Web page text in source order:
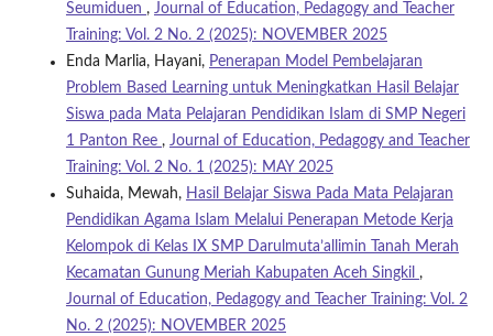
Seumiduen , Journal of Education, Pedagogy and Teacher
Training: Vol. 2 No. 2 (2025): NOVEMBER 2025
Enda Marlia, Hayani, Penerapan Model Pembelajaran
Problem Based Learning untuk Meningkatkan Hasil Belajar
Siswa pada Mata Pelajaran Pendidikan Islam di SMP Negeri
1 Panton Ree , Journal of Education, Pedagogy and Teacher
Training: Vol. 2 No. 1 (2025): MAY 2025
Suhaida, Mewah, Hasil Belajar Siswa Pada Mata Pelajaran
Pendidikan Agama Islam Melalui Penerapan Metode Kerja
Kelompok di Kelas IX SMP Darulmuta’allimin Tanah Merah
Kecamatan Gunung Meriah Kabupaten Aceh Singkil ,
Journal of Education, Pedagogy and Teacher Training: Vol. 2
No. 2 (2025): NOVEMBER 2025